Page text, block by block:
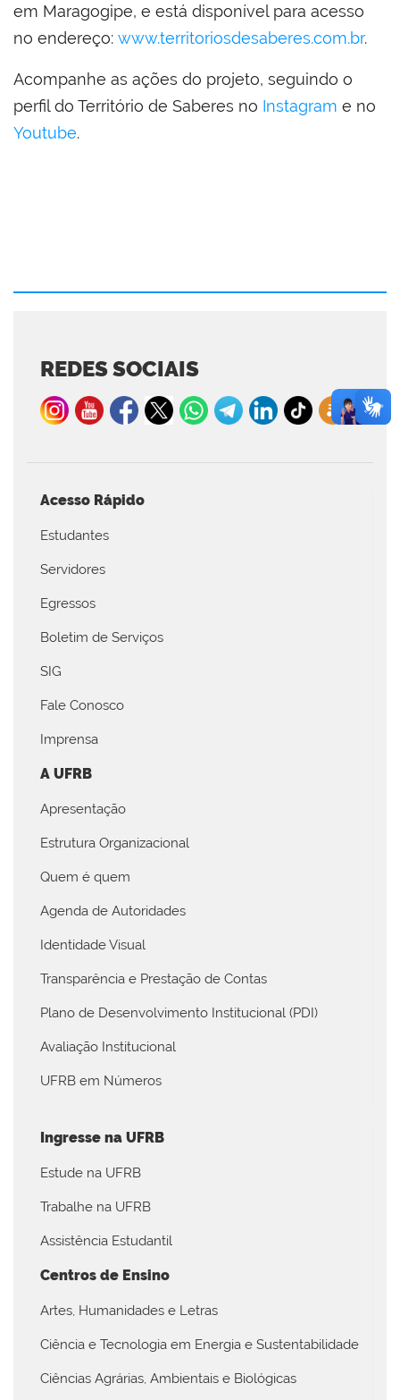
em Maragogipe, e está disponível para acesso
no endereço: www.territoriosdesaberes.com.br.
Acompanhe as ações do projeto, seguindo o
perfil do Território de Saberes no Instagram e no
Youtube.
REDES SOCIAIS
Acesso Rápido
Estudantes
Servidores
Egressos
Boletim de Serviços
SIG
Fale Conosco
Imprensa
A UFRB
Apresentação
Estrutura Organizacional
Quem é quem
Agenda de Autoridades
Identidade Visual
Transparência e Prestação de Contas
Plano de Desenvolvimento Institucional (PDI)
Avaliação Institucional
UFRB em Números
Ingresse na UFRB
Estude na UFRB
Trabalhe na UFRB
Assistência Estudantil
Centros de Ensino
Artes, Humanidades e Letras
Ciência e Tecnologia em Energia e Sustentabilidade
Ciências Agrárias, Ambientais e Biológicas